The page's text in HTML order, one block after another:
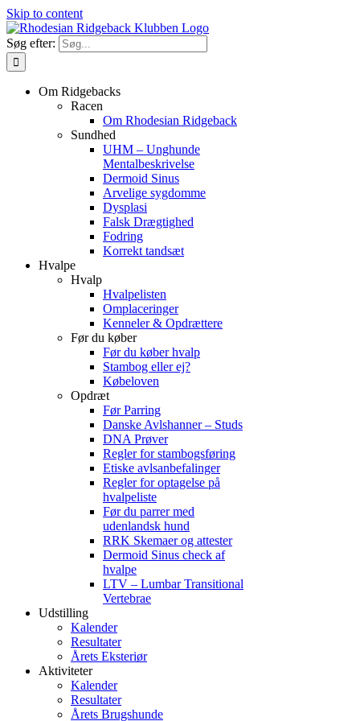
Skip to content
Søg efter:
Om Ridgebacks
Racen
Om Rhodesian Ridgeback
Sundhed
UHM – Unghunde
Mentalbeskrivelse
Dermoid Sinus
Arvelige sygdomme
Dysplasi
Falsk Drægtighed
Fodring
Korrekt tandsæt
Hvalpe
Hvalp
Hvalpelisten
Omplaceringer
Kenneler & Opdrættere
Før du køber
Før du køber hvalp
Stambog eller ej?
Købeloven
Opdræt
Før Parring
Danske Avlshanner – Studs
DNA Prøver
Regler for stambogsføring
Etiske avlsanbefalinger
Regler for optagelse på
hvalpeliste
Før du parrer med
udenlandsk hund
RRK Skemaer og attester
Dermoid Sinus check af
hvalpe
LTV – Lumbar Transitional
Vertebrae
Udstilling
Kalender
Resultater
Årets Eksteriør
Aktiviteter
Kalender
Resultater
Årets Brugshunde